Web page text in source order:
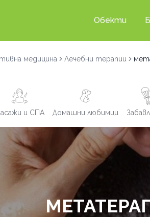
Обекти
медицина Лечебни терапии
и СПА Домашни любимци